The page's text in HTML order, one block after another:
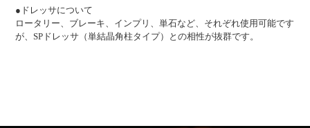
●ドレッサについて
ロータリー、ブレーキ、インプリ、単石など、それぞれ使用可能です
が、SPドレッサ（単結晶角柱タイプ）との相性が抜群です。